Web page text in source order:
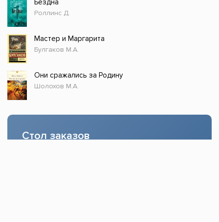
Бездна
Роллинс Д.
Мастер и Маргарита
Булгаков М.А.
Они сражались за Родину
Шолохов М.А.
Стол заказов